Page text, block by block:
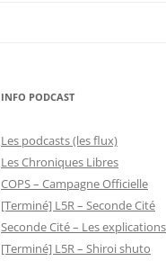
INFO PODCAST
Les podcasts (les flux)
Les Chroniques Libres
COPS – Campagne Officielle
[Terminé] L5R – Seconde Cité
Seconde Cité – Les explications
[Terminé] L5R – Shiroi shuto